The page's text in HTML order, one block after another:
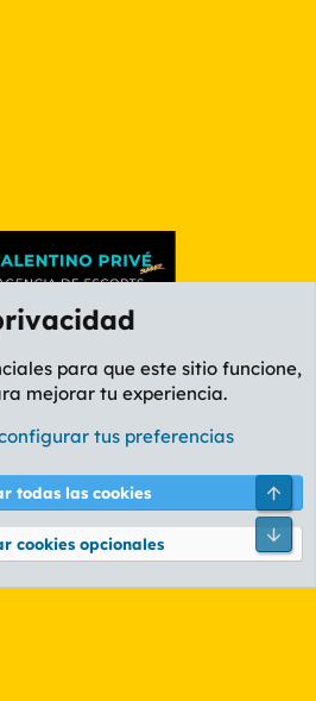
AMARILLO
Política de privacidad Ayuda
® © 2010-2026 XenForo Ltd.
para que este sitio funcione,
mejorar tu experiencia.
tus preferencias
todas las cookies
cookies opcionales
Pie